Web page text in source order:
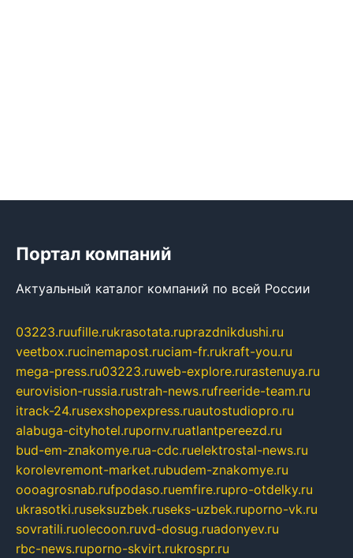
Портал компаний
Актуальный каталог компаний по всей России
03223.ruufille.rukrasotata.ruprazdnikdushi.ru
veetbox.rucinemapost.ruciam-fr.rukraft-you.ru
mega-press.ru03223.ruweb-explore.rurastenuya.ru
eurovision-russia.rustrah-news.rufreeride-team.ru
itrack-24.rusexshopexpress.ruautostudiopro.ru
alabuga-cityhotel.rupornv.ruatlantpereezd.ru
bud-em-znakomye.rua-cdc.ruelektrostal-news.ru
korolevremont-market.rubudem-znakomye.ru
oooagrosnab.rufpodaso.ruemfire.rupro-otdelky.ru
ukrasotki.ruseksuzbek.ruseks-uzbek.ruporno-vk.ru
sovratili.ruolecoon.ruvd-dosug.ruadonyev.ru
rbc-news.ruporno-skvirt.rukrospr.ru